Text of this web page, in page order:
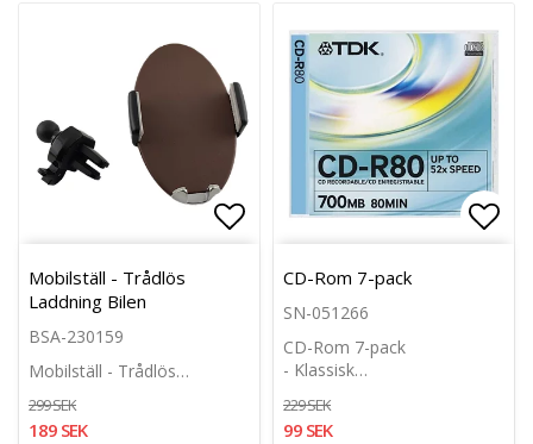
Lägg till i favoritlistan
Mobilställ - Trådlös
Laddning Bilen
BSA-230159
Mobilställ - Trådlös…
299 SEK
189 SEK
CD-Rom 7-pack
SN-051266
CD-Rom 7-pack
- Klassisk…
229 SEK
99 SEK